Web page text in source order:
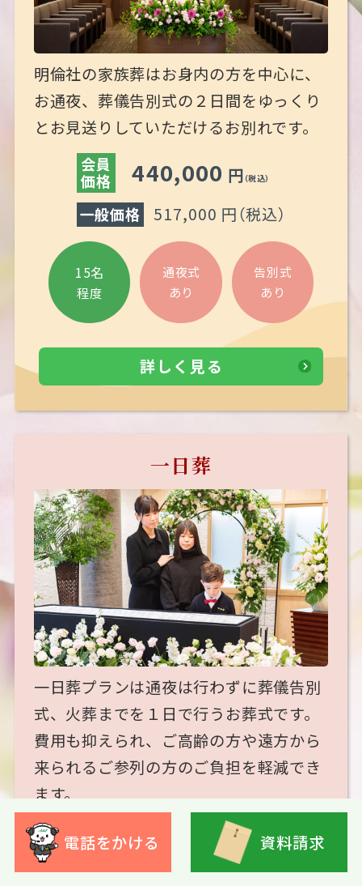
電話をかける 資料請求
明倫社の家族葬はお身内の方を中心に、
お通夜、葬儀告別式の２日間をゆっくり
とお見送りしていただけるお別れです。
会員
価格
440,000 円 （税込）
一般価格 517,000 円（税込）
15名
程度
通夜式
あり
告別式
あり
詳しく見る
一日葬
一日葬プランは通夜は行わずに葬儀告別
式、火葬までを１日で行うお葬式です。
費用も抑えられ、ご高齢の方や遠方から
来られるご参列の方のご負担を軽減でき
ます。
会員
価格
275,000 円 （税込）